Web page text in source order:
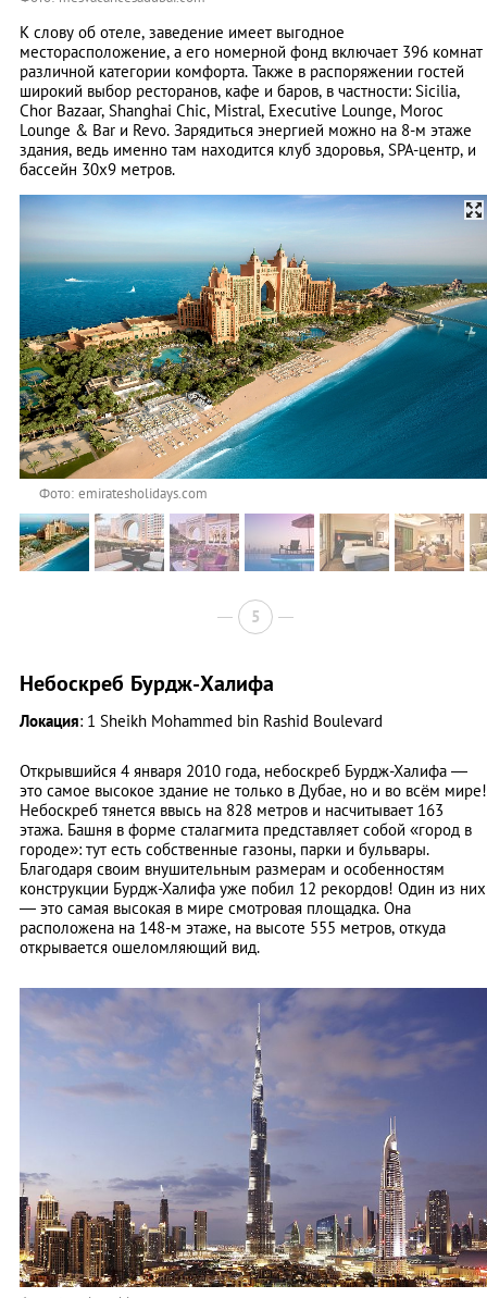
К слову об отеле, заведение имеет выгодное
месторасположение, а его номерной фонд включает 396 комнат
различной категории комфорта. Также в распоряжении гостей
широкий выбор ресторанов, кафе и баров, в частности: Sicilia,
Chor Bazaar, Shanghai Chic, Mistral, Executive Lounge, Moroc
Lounge & Bar и Revo. Зарядиться энергией можно на 8-м этаже
здания, ведь именно там находится клуб здоровья, SPA-центр, и
бассейн 30x9 метров.
Фото: emiratesholidays.com
5
Небоскреб Бурдж-Халифа
Локация: 1 Sheikh Mohammed bin Rashid Boulevard
Открывшийся 4 января 2010 года, небоскреб Бурдж-Халифа —
это самое высокое здание не только в Дубае, но и во всём мире!
Небоскреб тянется ввысь на 828 метров и насчитывает 163
этажа. Башня в форме сталагмита представляет собой «город в
городе»: тут есть собственные газоны, парки и бульвары.
Благодаря своим внушительным размерам и особенностям
конструкции Бурдж-Халифа уже побил 12 рекордов! Один из них
— это самая высокая в мире смотровая площадка. Она
расположена на 148-м этаже, на высоте 555 метров, откуда
открывается ошеломляющий вид.